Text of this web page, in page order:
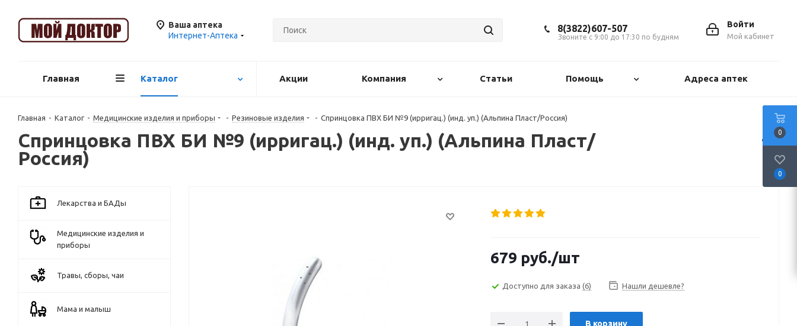
Ваша аптека
Интернет-Аптека
Войти
Мой кабинет
8(3822)607-507
Звоните с 9:00 до 17:30 по будням
Главная Каталог Акции Компания Статьи Помощь Адреса аптек
Главная - Каталог - Медицинские изделия и приборы - Резиновые изделия - Спринцовка ПВХ БИ №9 (ирригац.) (инд. уп.) (Альпина Пласт/Россия)
Спринцовка ПВХ БИ №9 (ирригац.) (инд. уп.) (Альпина Пласт/
Россия)
679 руб./шт
Доступно для заказа (6) Нашли дешевле?
В корзину
Лекарства и БАДы
Медицинские изделия и
приборы
Травы, сборы, чаи
Мама и малыш
0
0